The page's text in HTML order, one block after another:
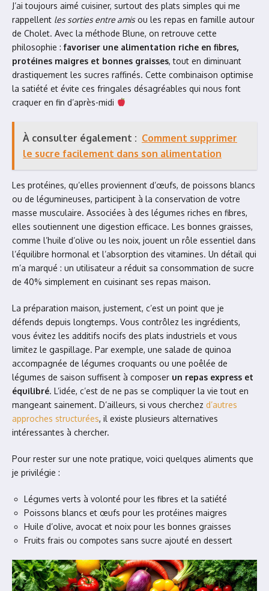
J’ai toujours aimé cuisiner, surtout des plats simples qui me
rappellent les sorties entre amisou les repas en famille autour
de Cholet. Avec la méthode Blune, on retrouve cette
philosophie : favoriser une alimentation riche en fibres,
protéines maigres et bonnes graisses, tout en diminuant
drastiquement les sucres raffinés. Cette combinaison optimise
la satiété et évite ces fringales désagréables qui nous font
craquer en fin d’après-midi
À consulter également : Comment supprimer
le sucre facilement dans son alimentation
Les protéines, qu’elles proviennent d’œufs, de poissons blancs
ou de légumineuses, participent à la conservation de votre
masse musculaire. Associées à des légumes riches en fibres,
elles soutiennent une digestion efficace. Les bonnes graisses,
comme l’huile d’olive ou les noix, jouent un rôle essentiel dans
l’équilibre hormonal et l’absorption des vitamines. Un détail qui
m’a marqué : un utilisateur a réduit sa consommation de sucre
de 40% simplement en cuisinant ses repas maison.
La préparation maison, justement, c’est un point que je
défends depuis longtemps. Vous contrôlez les ingrédients,
vous évitez les additifs nocifs des plats industriels et vous
limitez le gaspillage. Par exemple, une salade de quinoa
accompagnée de légumes croquants ou une poêlée de
légumes de saison suffisent à composer un repas express et
équilibré. L’idée, c’est de ne pas se compliquer la vie tout en
mangeant sainement. D’ailleurs, si vous cherchez d’autres
approches structurées, il existe plusieurs alternatives
intéressantes à chercher.
Pour rester sur une note pratique, voici quelques aliments que
je privilégie :
Légumes verts à volonté pour les fibres et la satiété
Poissons blancs et œufs pour les protéines maigres
Huile d’olive, avocat et noix pour les bonnes graisses
Fruits frais ou compotes sans sucre ajouté en dessert